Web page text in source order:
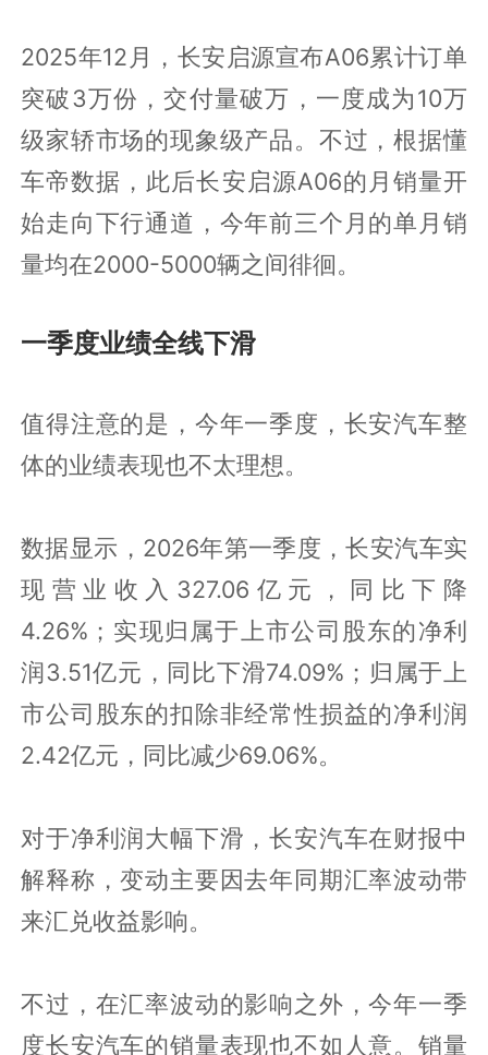
2025年12月，长安启源宣布A06累计订单
突破3万份，交付量破万，一度成为10万
级家轿市场的现象级产品。不过，根据懂
车帝数据，此后长安启源A06的月销量开
始走向下行通道，今年前三个月的单月销
量均在2000-5000辆之间徘徊。
一季度业绩全线下滑
值得注意的是，今年一季度，长安汽车整
体的业绩表现也不太理想。
数据显示，2026年第一季度，长安汽车实
现营业收入327.06亿元，同比下降
4.26%；实现归属于上市公司股东的净利
润3.51亿元，同比下滑74.09%；归属于上
市公司股东的扣除非经常性损益的净利润
2.42亿元，同比减少69.06%。
对于净利润大幅下滑，长安汽车在财报中
解释称，变动主要因去年同期汇率波动带
来汇兑收益影响。
不过，在汇率波动的影响之外，今年一季
度长安汽车的销量表现也不如人意。销量